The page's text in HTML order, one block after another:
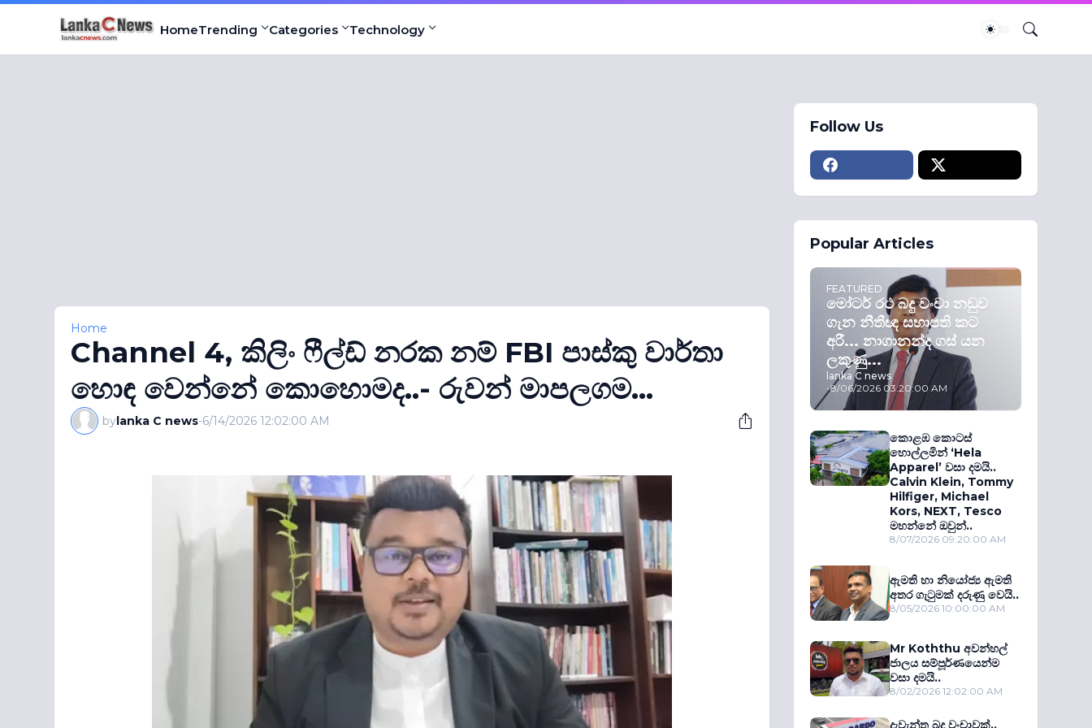
HomeTrending Categories Technology
Home
Channel 4, කිලිං ෆීල්ඩ් නරක නම් FBI පාස්කු වාර්තා
හොඳ වෙන්නේ කොහොමද..- රුවන් මාපලගම...
bylanka C news-6/14/2026 12:02:00 AM
Follow Us
Popular Articles
FEATURED
මෝටර් රථ බදු වංචා නඩුව
ගැන නීතීඥ සභාපති කට
අරී... නාගානන්ද ගස් යන
ලකුණු...
lanka C news
-8/06/2026 03:20:00 AM
කොළඹ කොටස්
හොල්ලමින් ‘Hela
Apparel’ වසා දමයි..
Calvin Klein, Tommy
Hilfiger, Michael
Kors, NEXT, Tesco
මහන්නේ ඔවුන්..
8/07/2026 09:20:00 AM
ඇමති හා නියෝජ්‍ය ඇමති
අතර ගැටුමක් දරුණු වෙයි..
8/05/2026 10:00:00 AM
Mr Koththu අවන්හල්
ජාලය සම්පූර්ණයෙන්ම
වසා දමයි..
8/02/2026 12:02:00 AM
දැවැන්ත බදු වංචාවක්..